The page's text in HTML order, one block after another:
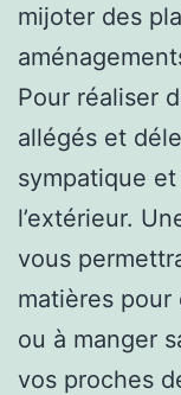
mijoter des
Pour réaliser
allégés et
sympatique et
l’extérieur.
vous
matières pour
ou à manger
vos proches